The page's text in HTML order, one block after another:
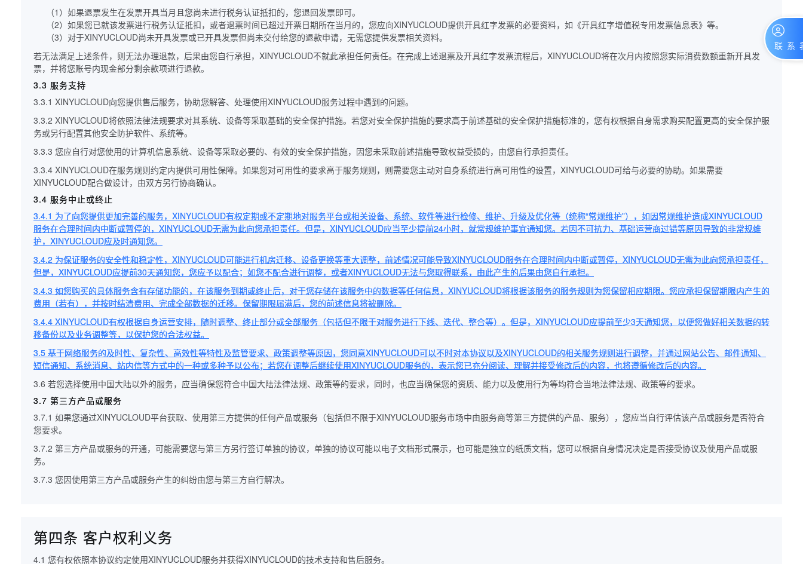
（1）如果退票发生在发票开具当月且您尚未进行税务认证抵扣的，您退回发票即可。
（2）如果您已就该发票进行税务认证抵扣，或者退票时间已超过开票日期所在当月的，您应向XINYUCLOUD提供开具红字发票的必要资料，如《开具红字增值税专用发票信息表》等。
（3）对于XINYUCLOUD尚未开具发票或已开具发票但尚未交付给您的退款申请，无需您提供发票相关资料。
若无法满足上述条件，则无法办理退款，后果由您自行承担，XINYUCLOUD不就此承担任何责任。在完成上述退票及开具红字发票流程后，XINYUCLOUD将在次月内按照您实际消费数额重新开具发
票，并将您账号内现金部分剩余款项进行退款。
3.3 服务支持
3.3.1 XINYUCLOUD向您提供售后服务，协助您解答、处理使用XINYUCLOUD服务过程中遇到的问题。
3.3.2 XINYUCLOUD将依照法律法规要求对其系统、设备等采取基础的安全保护措施。若您对安全保护措施的要求高于前述基础的安全保护措施标准的，您有权根据自身需求购买配置更高的安全保护服
务或另行配置其他安全防护软件、系统等。
3.3.3 您应自行对您使用的计算机信息系统、设备等采取必要的、有效的安全保护措施，因您未采取前述措施导致权益受损的，由您自行承担责任。
3.3.4 XINYUCLOUD在服务规则约定内提供可用性保障。如果您对可用性的要求高于服务规则，则需要您主动对自身系统进行高可用性的设置，XINYUCLOUD可给与必要的协助。如果需要
XINYUCLOUD配合做设计，由双方另行协商确认。
3.4 服务中止或终止
3.4.1 为了向您提供更加完善的服务，XINYUCLOUD有权定期或不定期地对服务平台或相关设备、系统、软件等进行检修、维护、升级及优化等（统称“常规维护”），如因常规维护造成XINYUCLOUD
服务在合理时间内中断或暂停的，XINYUCLOUD无需为此向您承担责任。但是，XINYUCLOUD应当至少提前24小时，就常规维护事宜通知您。若因不可抗力、基础运营商过错等原因导致的非常规维
护，XINYUCLOUD应及时通知您。
3.4.2 为保证服务的安全性和稳定性，XINYUCLOUD可能进行机房迁移、设备更换等重大调整，前述情况可能导致XINYUCLOUD服务在合理时间内中断或暂停，XINYUCLOUD无需为此向您承担责任，
但是，XINYUCLOUD应提前30天通知您，您应予以配合；如您不配合进行调整，或者XINYUCLOUD无法与您取得联系，由此产生的后果由您自行承担。
3.4.3 如您购买的具体服务含有存储功能的，在该服务到期或终止后，对于您存储在该服务中的数据等任何信息，XINYUCLOUD将根据该服务的服务规则为您保留相应期限。您应承担保留期限内产生的
费用（若有），并按时结清费用、完成全部数据的迁移。保留期限届满后，您的前述信息将被删除。
3.4.4 XINYUCLOUD有权根据自身运营安排，随时调整、终止部分或全部服务（包括但不限于对服务进行下线、迭代、整合等）。但是，XINYUCLOUD应提前至少3天通知您，以便您做好相关数据的转
移备份以及业务调整等，以保护您的合法权益。
3.5 基于网络服务的及时性、复杂性、高效性等特性及监管要求、政策调整等原因，您同意XINYUCLOUD可以不时对本协议以及XINYUCLOUD的相关服务规则进行调整，并通过网站公告、邮件通知、
短信通知、系统消息、站内信等方式中的一种或多种予以公布；若您在调整后继续使用XINYUCLOUD服务的，表示您已充分阅读、理解并接受修改后的内容，也将遵循修改后的内容。
3.6 若您选择使用中国大陆以外的服务，应当确保您符合中国大陆法律法规、政策等的要求，同时，也应当确保您的资质、能力以及使用行为等均符合当地法律法规、政策等的要求。
3.7 第三方产品或服务
3.7.1 如果您通过XINYUCLOUD平台获取、使用第三方提供的任何产品或服务（包括但不限于XINYUCLOUD服务市场中由服务商等第三方提供的产品、服务），您应当自行评估该产品或服务是否符合
您要求。
3.7.2 第三方产品或服务的开通，可能需要您与第三方另行签订单独的协议，单独的协议可能以电子文档形式展示，也可能是独立的纸质文档，您可以根据自身情况决定是否接受协议及使用产品或服
务。
3.7.3 您因使用第三方产品或服务产生的纠纷由您与第三方自行解决。
第四条 客户权利义务
4.1 您有权依照本协议约定使用XINYUCLOUD服务并获得XINYUCLOUD的技术支持和售后服务。